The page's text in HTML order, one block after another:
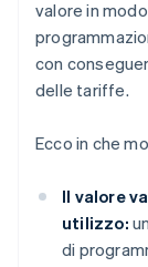
valore in
con
delle tariffe.
Ecco in che
Il valore
utilizzo:
di